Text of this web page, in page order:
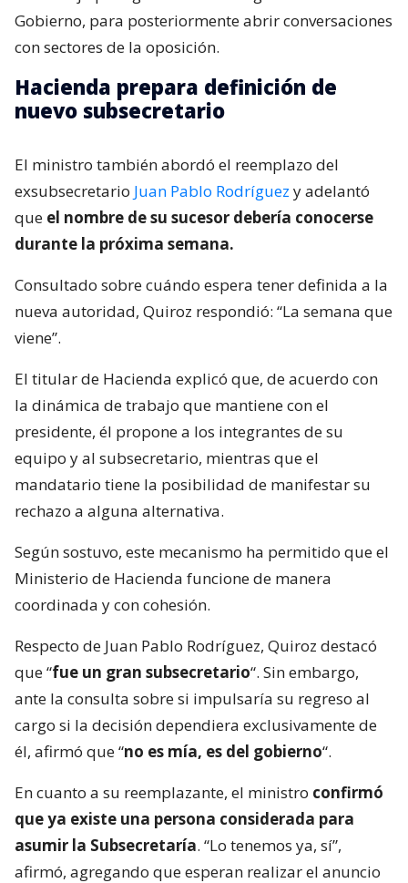
Gobierno, para posteriormente abrir conversaciones
con sectores de la oposición.
Hacienda prepara definición de
nuevo subsecretario
El ministro también abordó el reemplazo del
exsubsecretario Juan Pablo Rodríguez y adelantó
que el nombre de su sucesor debería conocerse
durante la próxima semana.
Consultado sobre cuándo espera tener definida a la
nueva autoridad, Quiroz respondió: “La semana que
viene”.
El titular de Hacienda explicó que, de acuerdo con
la dinámica de trabajo que mantiene con el
presidente, él propone a los integrantes de su
equipo y al subsecretario, mientras que el
mandatario tiene la posibilidad de manifestar su
rechazo a alguna alternativa.
Según sostuvo, este mecanismo ha permitido que el
Ministerio de Hacienda funcione de manera
coordinada y con cohesión.
Respecto de Juan Pablo Rodríguez, Quiroz destacó
que “fue un gran subsecretario“. Sin embargo,
ante la consulta sobre si impulsaría su regreso al
cargo si la decisión dependiera exclusivamente de
él, afirmó que “no es mía, es del gobierno“.
En cuanto a su reemplazante, el ministro confirmó
que ya existe una persona considerada para
asumir la Subsecretaría. “Lo tenemos ya, sí”,
afirmó, agregando que esperan realizar el anuncio